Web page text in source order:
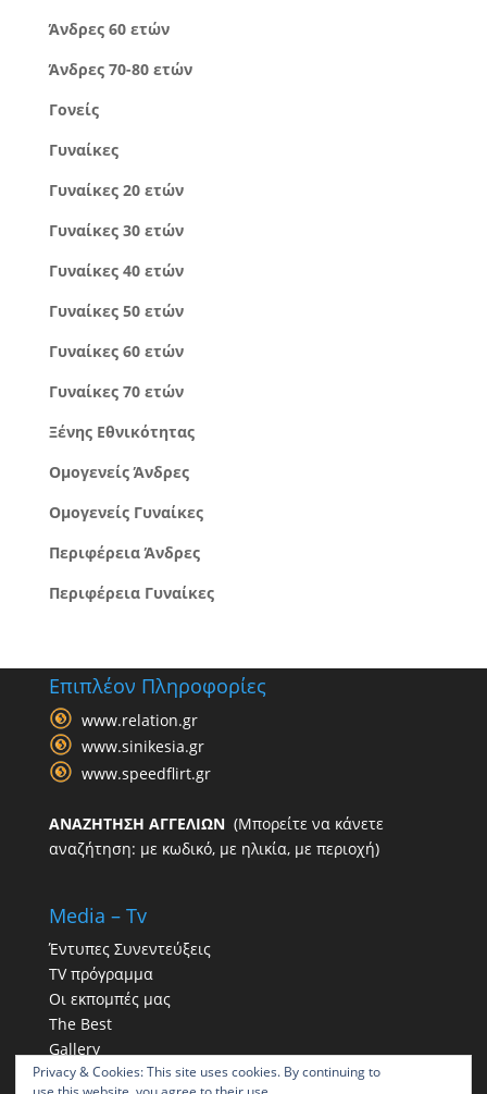
Άνδρες 60 ετών
Άνδρες 70-80 ετών
Γονείς
Γυναίκες
Γυναίκες 20 ετών
Γυναίκες 30 ετών
Γυναίκες 40 ετών
Γυναίκες 50 ετών
Γυναίκες 60 ετών
Γυναίκες 70 ετών
Ξένης Εθνικότητας
Ομογενείς Άνδρες
Ομογενείς Γυναίκες
Περιφέρεια Άνδρες
Περιφέρεια Γυναίκες
Επιπλέον Πληροφορίες
www.relation.gr
www.sinikesia.gr
www.speedflirt.gr
ΑΝΑΖΗΤΗΣΗ ΑΓΓΕΛΙΩΝ(Μπορείτε να κάνετε
αναζήτηση: με κωδικό, με ηλικία, με περιοχή)
Media – Tv
Έντυπες Συνεντεύξεις
TV πρόγραμμα
Οι εκπομπές μας
The Best
Gallery
Η παρουσία μας στα social
Privacy & Cookies: This site uses cookies. By continuing to